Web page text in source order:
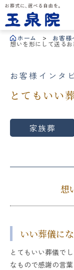
お葬式に、
ホーム お客様
想いを形にして送る
お客様インタ
とてもいい
家族葬
想
いい葬儀に
とてもいい葬儀で
なもので感謝の言